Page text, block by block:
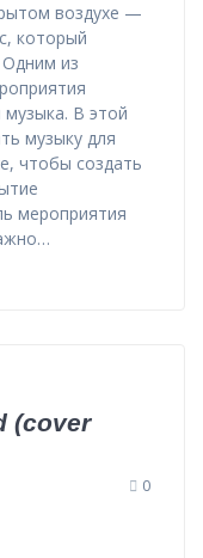
воздухе —
который
из
В этой
музыку для
чтобы создать
мероприятия
(cover
0